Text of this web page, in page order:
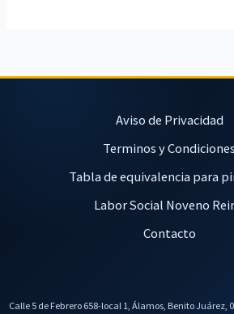
Aviso de Privacidad
Terminos y Condiciones
Tabla de equivalencia para
Labor Social Noveno
Contacto
Calle 5 de Febrero 658-local 1, Álamos, Benito Juárez,